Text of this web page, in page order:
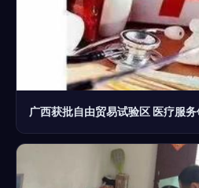
广西获批自由贸易试验区 医疗服